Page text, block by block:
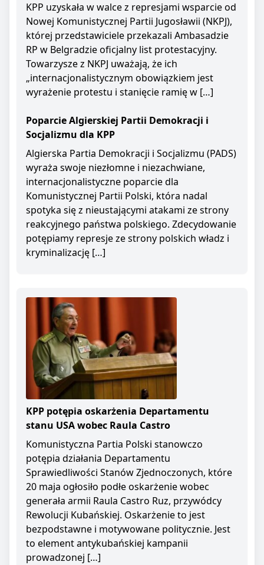
KPP uzyskała w walce z represjami wsparcie od
Nowej Komunistycznej Partii Jugosławii (NKPJ),
której przedstawiciele przekazali Ambasadzie
RP w Belgradzie oficjalny list protestacyjny.
Towarzysze z NKPJ uważają, że ich
„internacjonalistycznym obowiązkiem jest
wyrażenie protestu i stanięcie ramię w […]
Poparcie Algierskiej Partii Demokracji i
Socjalizmu dla KPP
Algierska Partia Demokracji i Socjalizmu (PADS)
wyraża swoje niezłomne i niezachwiane,
internacjonalistyczne poparcie dla
Komunistycznej Partii Polski, która nadal
spotyka się z nieustającymi atakami ze strony
reakcyjnego państwa polskiego. Zdecydowanie
potępiamy represje ze strony polskich władz i
kryminalizację […]
KPP potępia oskarżenia Departamentu
stanu USA wobec Raula Castro
Komunistyczna Partia Polski stanowczo
potępia działania Departamentu
Sprawiedliwości Stanów Zjednoczonych, które
20 maja ogłosiło podłe oskarżenie wobec
generała armii Raula Castro Ruz, przywódcy
Rewolucji Kubańskiej. Oskarżenie to jest
bezpodstawne i motywowane politycznie. Jest
to element antykubańskiej kampanii
prowadzonej […]